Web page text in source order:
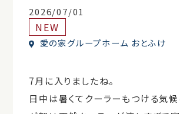
2026/07/01
NEW
愛の家グループホーム おとふけ
7月に入りましたね。
日中は暑くてクーラーもつける気